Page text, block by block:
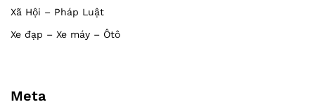
Xã Hội – Pháp Luật
Xe đạp – Xe máy – Ôtô
Meta